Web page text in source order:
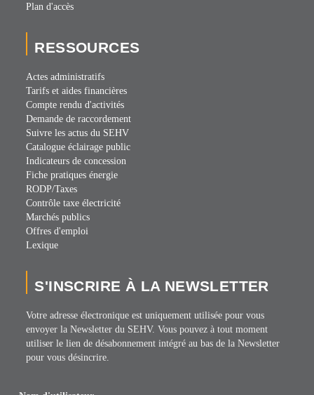
Plan d'accès
RESSOURCES
Actes administratifs
Tarifs et aides financières
Compte rendu d'activités
Demande de raccordement
Suivre les actus du SEHV
Catalogue éclairage public
Indicateurs de concession
Fiche pratiques énergie
RODP/Taxes
Contrôle taxe électricité
Marchés publics
Offres d'emploi
Lexique
S'INSCRIRE À LA NEWSLETTER
Votre adresse électronique est uniquement utilisée pour vous
envoyer la Newsletter du SEHV. Vous pouvez à tout moment
utiliser le lien de désabonnement intégré au bas de la Newsletter
pour vous désincrire.